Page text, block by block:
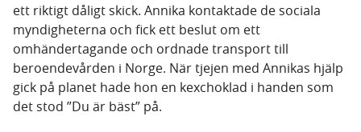
ett riktigt dåligt skick. Annika kontaktade de sociala
myndigheterna och fick ett beslut om ett
omhändertagande och ordnade transport till
beroendevården i Norge. När tjejen med Annikas hjälp
gick på planet hade hon en kexchoklad i handen som
det stod ”Du är bäst” på.